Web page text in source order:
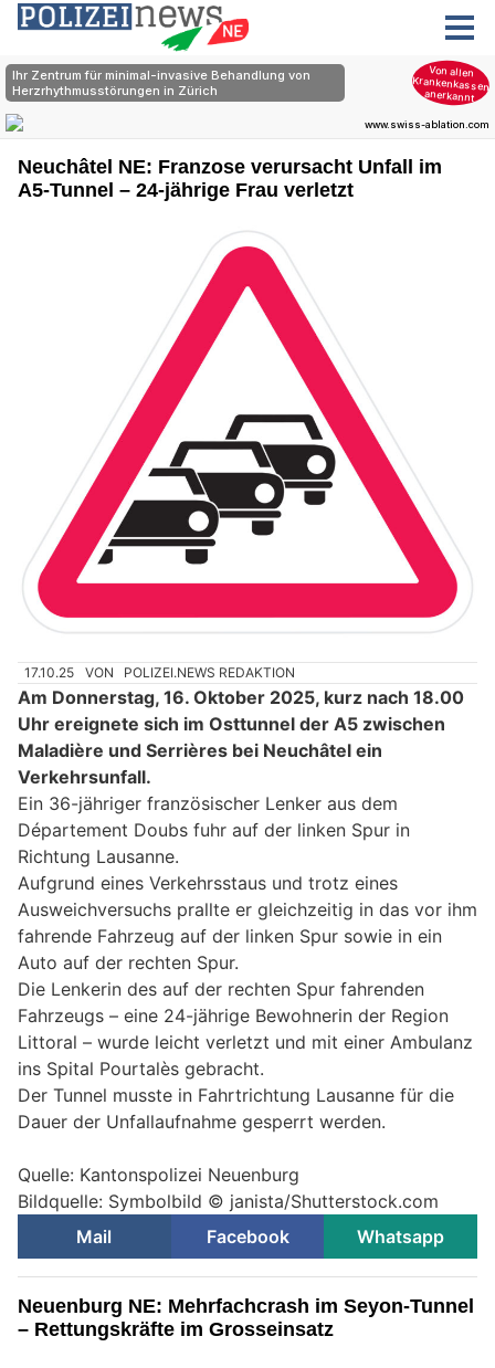
Neuchâtel NE: Franzose verursacht Unfall im
A5-Tunnel – 24-jährige Frau verletzt
17.10.25 VON POLIZEI.NEWS REDAKTION
Am Donnerstag, 16. Oktober 2025, kurz nach 18.00
Uhr ereignete sich im Osttunnel der A5 zwischen
Maladière und Serrières bei Neuchâtel ein
Verkehrsunfall.
Ein 36-jähriger französischer Lenker aus dem
Département Doubs fuhr auf der linken Spur in
Richtung Lausanne.
Aufgrund eines Verkehrsstaus und trotz eines
Ausweichversuchs prallte er gleichzeitig in das vor ihm
fahrende Fahrzeug auf der linken Spur sowie in ein
Auto auf der rechten Spur.
Die Lenkerin des auf der rechten Spur fahrenden
Fahrzeugs – eine 24-jährige Bewohnerin der Region
Littoral – wurde leicht verletzt und mit einer Ambulanz
ins Spital Pourtalès gebracht.
Der Tunnel musste in Fahrtrichtung Lausanne für die
Dauer der Unfallaufnahme gesperrt werden.
Quelle: Kantonspolizei Neuenburg
Bildquelle: Symbolbild © janista/Shutterstock.com
Mail
Facebook Whatsapp
Neuenburg NE: Mehrfachcrash im Seyon-Tunnel
– Rettungskräfte im Grosseinsatz